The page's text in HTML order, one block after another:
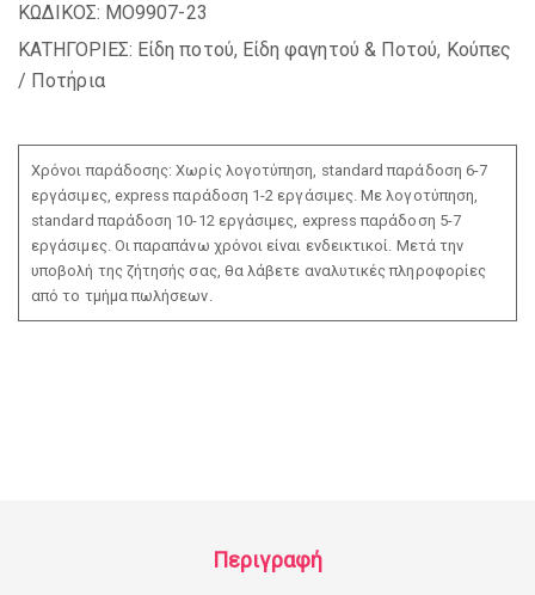
ΚΩΔΙΚΟΣ: MO9907-23
ΚΑΤΗΓΟΡΙΕΣ: Είδη ποτού, Είδη φαγητού & Ποτού, Κούπες
/ Ποτήρια
Χρόνοι παράδοσης: Χωρίς λογοτύπηση, standard παράδοση 6-7
εργάσιμες, express παράδοση 1-2 εργάσιμες. Με λογοτύπηση,
standard παράδοση 10-12 εργάσιμες, express παράδοση 5-7
εργάσιμες. Οι παραπάνω χρόνοι είναι ενδεικτικοί. Μετά την
υποβολή της ζήτησής σας, θα λάβετε αναλυτικές πληροφορίες
από το τμήμα πωλήσεων.
Περιγραφή